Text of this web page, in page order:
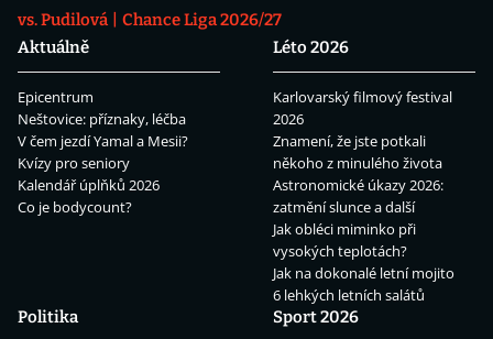
vs. Pudilová
Chance Liga 2026/27
Aktuálně
Epicentrum
Neštovice: příznaky, léčba
V čem jezdí Yamal a Mesii?
Kvízy pro seniory
Kalendář úplňků 2026
Co je bodycount?
Léto 2026
Karlovarský filmový festival
2026
Znamení, že jste potkali
někoho z minulého života
Astronomické úkazy 2026:
zatmění slunce a další
Jak obléci miminko při
vysokých teplotách?
Jak na dokonalé letní mojito
6 lehkých letních salátů
Politika
Sport 2026